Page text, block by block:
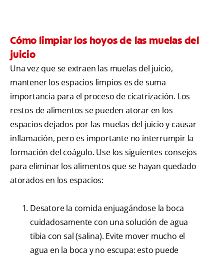
Cómo limpiar los hoyos de las muelas del
juicio
Una vez que se extraen las muelas del juicio,
mantener los espacios limpios es de suma
importancia para el proceso de cicatrización. Los
restos de alimentos se pueden atorar en los
espacios dejados por las muelas del juicio y causar
inflamación, pero es importante no interrumpir la
formación del coágulo. Use los siguientes consejos
para eliminar los alimentos que se hayan quedado
atorados en los espacios:
Desatore la comida enjuagándose la boca
cuidadosamente con una solución de agua
tibia con sal (salina). Evite mover mucho el
agua en la boca y no escupa: esto puede